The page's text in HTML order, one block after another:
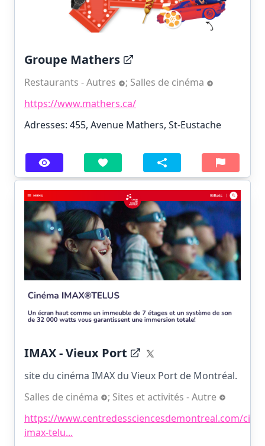
Groupe Mathers
Restaurants - Autres ; Salles de cinéma
https://www.mathers.ca/
Adresses: 455, Avenue Mathers, St-Eustache
IMAX - Vieux Port
site du cinéma IMAX du Vieux Port de Montréal.
Salles de cinéma
; Sites et activités - Autre
https://www.centredessciencesdemontreal.com/
imax-telu...